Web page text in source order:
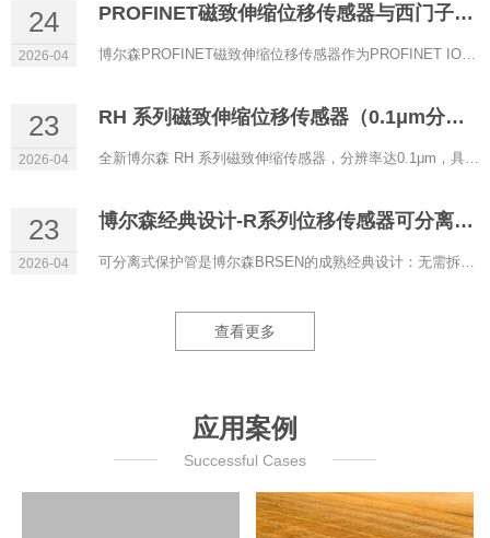
24
2026-04
PROFINET磁致伸缩位移传感器与西门子PLC通讯配置
23
2026-04
RH 系列磁致伸缩位移传感器（0.1μm分辨率）
23
2026-04
博尔森经典设计-R系列位移传感器可分离式保护管
查看更多
应用案例
Successful Cases